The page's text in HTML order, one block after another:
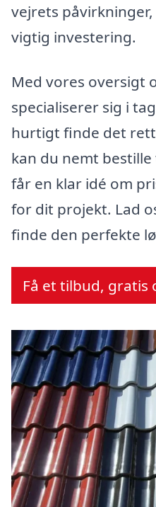
vejrets
vigtig investering.
Med vores oversigt
specialiserer sig i
hurtigt finde det
kan du nemt
får en klar idé om
for dit projekt. Lad
finde den perfekte
Få et tilbud,